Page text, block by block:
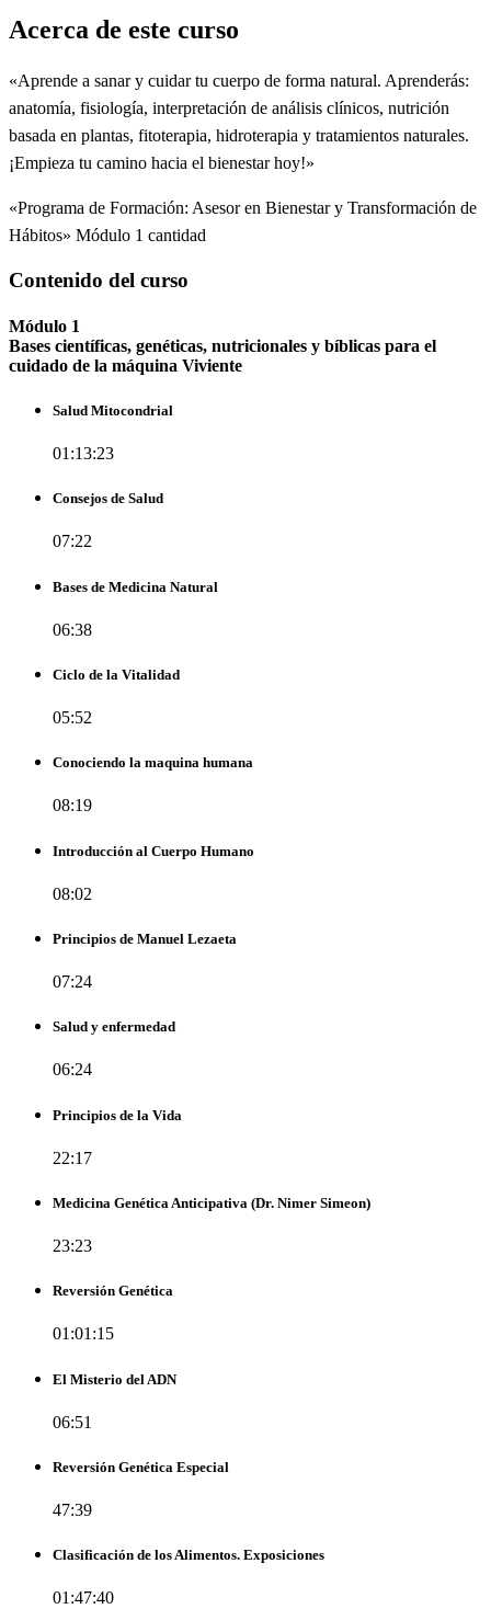
Acerca de este curso
«Aprende a sanar y cuidar tu cuerpo de forma natural. Aprenderás:
anatomía, fisiología, interpretación de análisis clínicos, nutrición
basada en plantas, fitoterapia, hidroterapia y tratamientos naturales.
¡Empieza tu camino hacia el bienestar hoy!»
«Programa de Formación: Asesor en Bienestar y Transformación de
Hábitos» Módulo 1 cantidad
Contenido del curso
Módulo 1
Bases científicas, genéticas, nutricionales y bíblicas para el
cuidado de la máquina Viviente
Salud Mitocondrial
01:13:23
Consejos de Salud
07:22
Bases de Medicina Natural
06:38
Ciclo de la Vitalidad
05:52
Conociendo la maquina humana
08:19
Introducción al Cuerpo Humano
08:02
Principios de Manuel Lezaeta
07:24
Salud y enfermedad
06:24
Principios de la Vida
22:17
Medicina Genética Anticipativa (Dr. Nimer Simeon)
23:23
Reversión Genética
01:01:15
El Misterio del ADN
06:51
Reversión Genética Especial
47:39
Clasificación de los Alimentos. Exposiciones
01:47:40